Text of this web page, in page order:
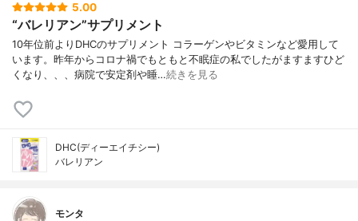
5.00
“バレリアン”サプリメント
10年位前よりDHCのサプリメント コラーゲンやビタミンなど愛用して
います。昨年からコロナ禍でもともと不眠症の私でしたがますますひど
くなり、、、病院で安定剤や睡…続きを見る
DHC(ディーエイチシー)
バレリアン
モンタ